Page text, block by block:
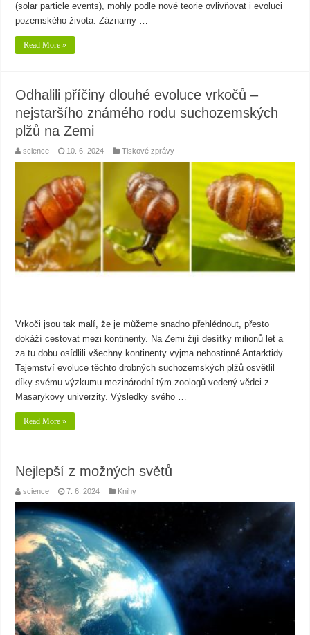
(solar particle events), mohly podle nové teorie ovlivňovat i evoluci
pozemského života. Záznamy …
Read More »
Odhalili příčiny dlouhé evoluce vrkočů –
nejstaršího známého rodu suchozemských
plžů na Zemi
science 10. 6. 2024 Tiskové zprávy
Vrkoči jsou tak malí, že je můžeme snadno přehlédnout, přesto
dokáží cestovat mezi kontinenty. Na Zemi žijí desítky milionů let a
za tu dobu osídlili všechny kontinenty vyjma nehostinné Antarktidy.
Tajemství evoluce těchto drobných suchozemských plžů osvětlil
díky svému výzkumu mezinárodní tým zoologů vedený vědci z
Masarykovy univerzity. Výsledky svého …
Read More »
Nejlepší z možných světů
science 7. 6. 2024 Knihy